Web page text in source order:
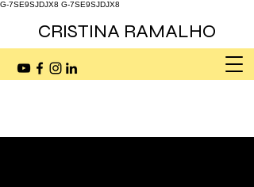
G-7SE9SJDJX8 G-7SE9SJDJX8
CRISTINA RAMALHO